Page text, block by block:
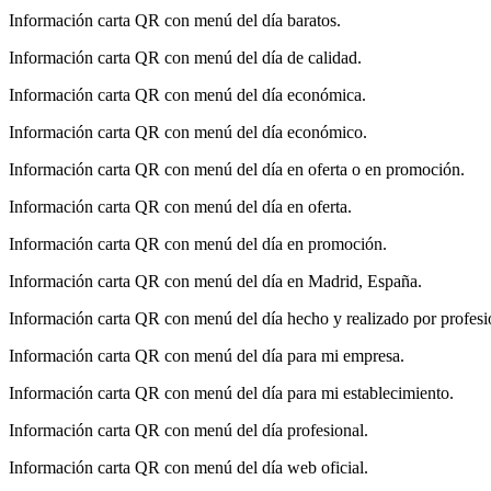
Información carta QR con menú del día baratos.
Información carta QR con menú del día de calidad.
Información carta QR con menú del día económica.
Información carta QR con menú del día económico.
Información carta QR con menú del día en oferta o en promoción.
Información carta QR con menú del día en oferta.
Información carta QR con menú del día en promoción.
Información carta QR con menú del día en Madrid, España.
Información carta QR con menú del día hecho y realizado por
Información carta QR con menú del día para mi empresa.
Información carta QR con menú del día para mi establecimiento.
Información carta QR con menú del día profesional.
Información carta QR con menú del día web oficial.